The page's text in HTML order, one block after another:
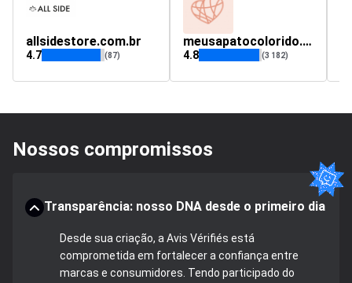
allsidestore.com.br
4.7 (87)
meusapatocolorido.com.br
4.8 (3 182)
Nossos compromissos
Transparência: nosso DNA desde o primeiro dia
Desde sua criação, a Avis Vérifiés está
comprometida em fortalecer a confiança entre
marcas e consumidores. Tendo participado do